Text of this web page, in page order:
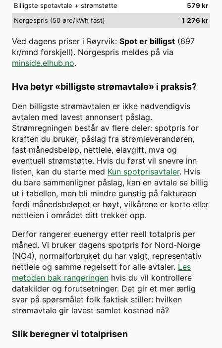
Billigste spotavtale + strømstøtte 579 kr
Norgespris (50 øre/kWh fast)
1 276 kr
Ved dagens priser i Røyrvik: Spot er billigst (697
kr/mnd forskjell). Norgespris meldes på via
minside.elhub.no.
Hva betyr «billigste strømavtale» i praksis?
Den billigste strømavtalen er ikke nødvendigvis
avtalen med lavest annonsert påslag.
Strømregningen består av flere deler: spotpris for
kraften du bruker, påslag fra strømleverandøren,
fast månedsbeløp, nettleie, elavgift, mva og
eventuell strømstøtte. Hvis du først vil snevre inn
listen, kan du starte med Kun spotprisavtaler. Hvis
du bare sammenligner påslag, kan en avtale se billig
ut i tabellen, men bli mindre gunstig på fakturaen
fordi månedsbeløpet er høyt, vilkårene er korte eller
nettleien i området ditt trekker opp.
Derfor rangerer euenergy etter reell totalpris per
måned. Vi bruker dagens spotpris for Nord-Norge
(NO4), normalforbruket du har valgt, representativ
nettleie og samme regelsett for alle avtaler. Les
metoden bak rangeringen hvis du vil kontrollere
datakilder og forutsetninger. Det gir et mer ærlig
svar på spørsmålet folk faktisk stiller: hvilken
strømavtale gir lavest samlet kostnad nå?
Slik beregner vi totalprisen